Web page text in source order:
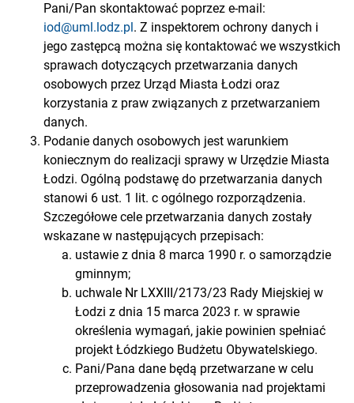
Pani/Pan skontaktować poprzez e-mail:
iod@uml.lodz.pl. Z inspektorem ochrony danych i
jego zastępcą można się kontaktować we wszystkich
sprawach dotyczących przetwarzania danych
osobowych przez Urząd Miasta Łodzi oraz
korzystania z praw związanych z przetwarzaniem
danych.
Podanie danych osobowych jest warunkiem
koniecznym do realizacji sprawy w Urzędzie Miasta
Łodzi. Ogólną podstawę do przetwarzania danych
stanowi 6 ust. 1 lit. c ogólnego rozporządzenia.
Szczegółowe cele przetwarzania danych zostały
wskazane w następujących przepisach:
ustawie z dnia 8 marca 1990 r. o samorządzie
gminnym;
uchwale Nr LXXIII/2173/23 Rady Miejskiej w
Łodzi z dnia 15 marca 2023 r. w sprawie
określenia wymagań, jakie powinien spełniać
projekt Łódzkiego Budżetu Obywatelskiego.
Pani/Pana dane będą przetwarzane w celu
przeprowadzenia głosowania nad projektami